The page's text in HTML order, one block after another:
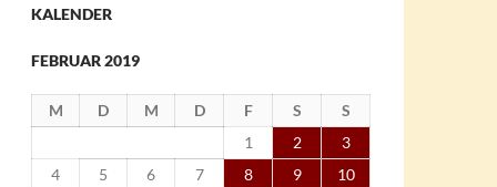
KALENDER
FEBRUAR 2019
M D M D F S
S
1
2
3
4
5 6 7 8 9
10